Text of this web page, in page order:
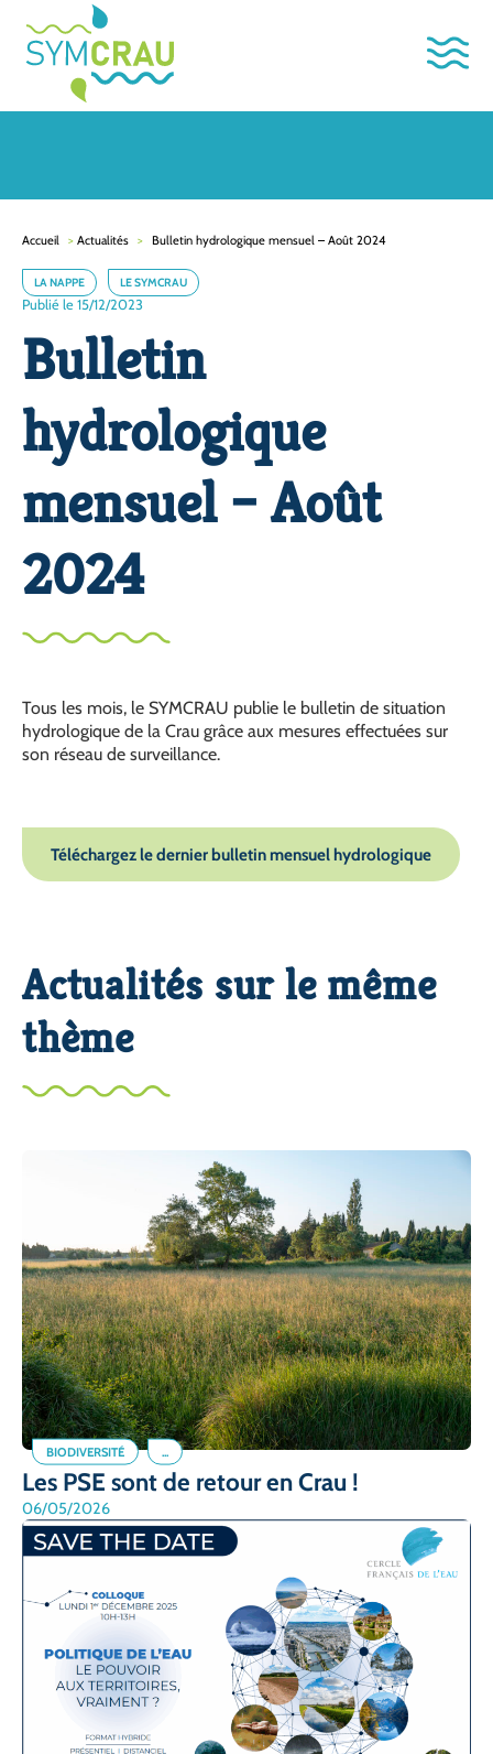
Accueil > Actualités > Bulletin hydrologique mensuel – Août 2024
LA NAPPE LE SYMCRAU
Publié le 15/12/2023
Bulletin
hydrologique
mensuel – Août
2024
Tous les mois, le SYMCRAU publie le bulletin de situation
hydrologique de la Crau grâce aux mesures effectuées sur
son réseau de surveillance.
Téléchargez le dernier bulletin mensuel hydrologique
Actualités sur le même
thème
BIODIVERSITÉ ...
Les PSE sont de retour en Crau !
06/05/2026